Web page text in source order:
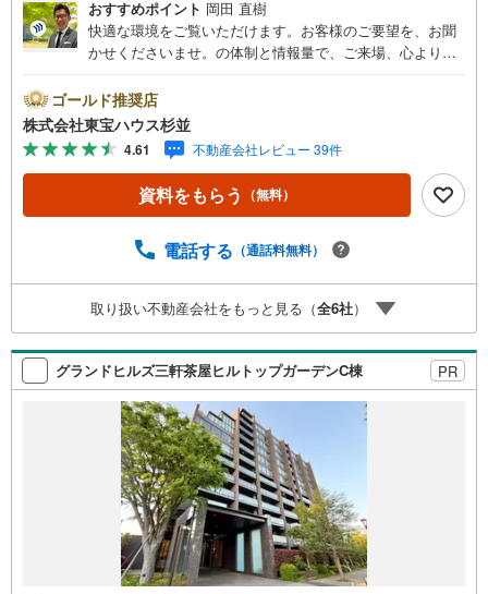
おすすめポイント 岡田 直樹
快適な環境をご覧いただけます。お客様のご要望を、お聞
かせくださいませ。の体制と情報量で、ご来場、心よりお
「未来カレンダー」のご提案。・ 未来に起こるであろうご
自宅リフォームをオンライン上でご提案「ミラカレクラ
ブ」。・ 不動産売却時、ご自宅を綺麗にかつ瀟洒にさせる
CG加工ホームステイジングサービス。・ 購入者様へ、税
理士による確定申告の無料セミナーをご招待いたします。
◆ご予約に際して◆日時のご希望をお伝えください。（も
（居住中物件）の手配が必要な場合がございますのでご容
案内が可能となりますのでお手数ですがご一報ください。
◆物件のご案内は◆弊社へのご来社、お客様宅へのお迎
え・最寄駅での待ち合わせ、物件周辺のコンビニ等でお待
ち合わせなど、ご希望をお伝えください。ご希望条件をお
伝え頂けましたら、ご見学希望物件以外の資料も用意して
参ります。もちろん他の物件も併せてご案内させていただ
きます。
ゴールド推奨店
株式会社東宝ハウス杉並
4.61 不動産会社レビュー 39件
資料をもらう （無料）
電話する （通話料無料）
取り扱い不動産会社をもっと見る（全6社）
グランドヒルズ三軒茶屋ヒルトップガーデンC棟 PR